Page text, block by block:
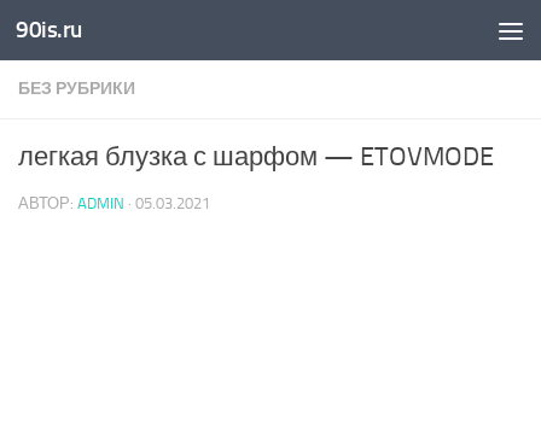
Skip to content
90is.ru
БЕЗ РУБРИКИ
легкая блузка с шарфом — ETOVMODE
АВТОР: ADMIN · 05.03.2021